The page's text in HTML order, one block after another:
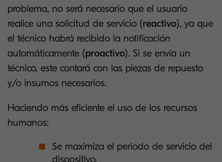
problema, no será necesario que el usuario
realice una solicitud de servicio (reactivo), ya que
el técnico habrá recibido la notificación
automáticamente (proactivo). Si se envía un
técnico, este contará con las piezas de repuesto
y/o insumos necesarios.
Haciendo más eficiente el uso de los recursos
humanos:
Se maximiza el periodo de servicio del
dispositivo.